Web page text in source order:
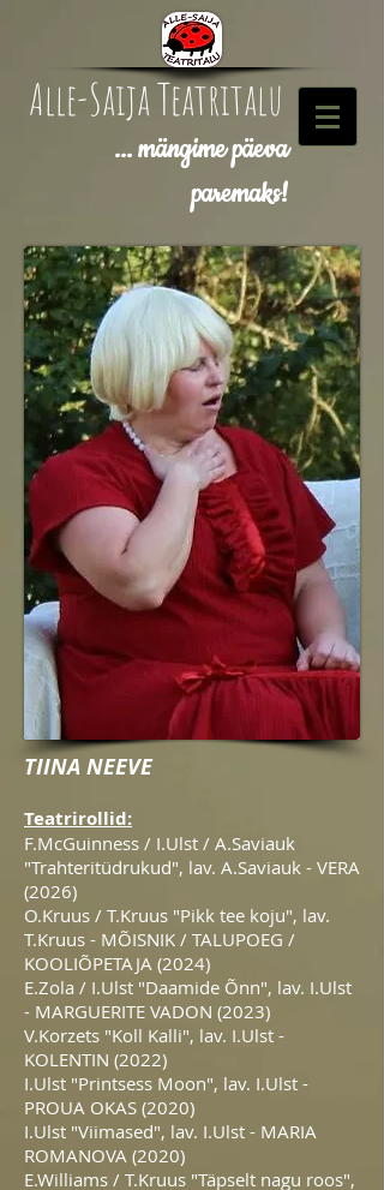
Alle-Saija Teatritalu
... mängime päeva
paremaks!
TIINA NEEVE
Teatrirollid:
F.McGuinness / I.Ulst / A.Saviauk
"Trahteritüdrukud", lav. A.Saviauk - VERA
(2026)
O.Kruus / T.Kruus "Pikk tee koju", lav.
T.Kruus - MÕISNIK / TALUPOEG /
KOOLIÕPETAJA (2024)
E.Zola / I.Ulst "Daamide Õnn", lav. I.Ulst
- MARGUERITE VADON (2023)
V.Korzets "Koll Kalli", lav. I.Ulst -
KOLENTIN (2022)
I.Ulst "Printsess Moon", lav. I.Ulst -
PROUA OKAS (2020)
I.Ulst "Viimased", lav. I.Ulst - MARIA
ROMANOVA (2020)
E.Williams / T.Kruus "Täpselt nagu roos",